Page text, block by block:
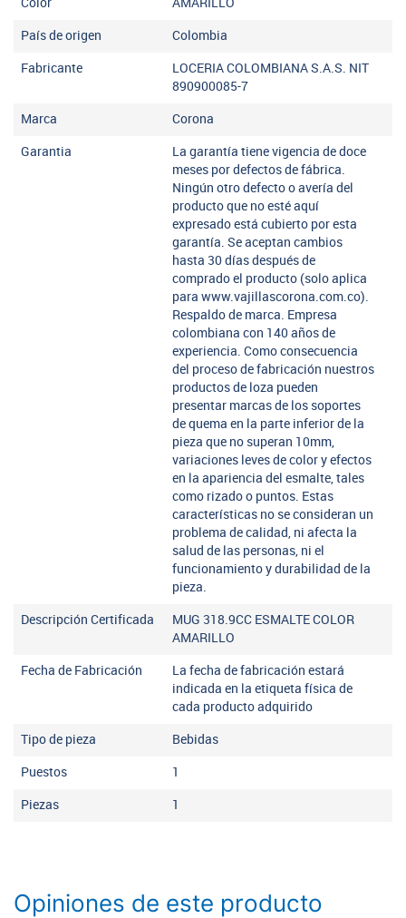
País de origen Colombia
Fabricante
LOCERIA COLOMBIANA S.A.S. NIT
890900085-7
Marca Corona
Garantia
La garantía tiene vigencia de doce
meses por defectos de fábrica.
Ningún otro defecto o avería del
producto que no esté aquí
expresado está cubierto por esta
garantía. Se aceptan cambios
hasta 30 días después de
comprado el producto (solo aplica
para www.vajillascorona.com.co).
Respaldo de marca. Empresa
colombiana con 140 años de
experiencia. Como consecuencia
del proceso de fabricación nuestros
productos de loza pueden
presentar marcas de los soportes
de quema en la parte inferior de la
pieza que no superan 10mm,
variaciones leves de color y efectos
en la apariencia del esmalte, tales
como rizado o puntos. Estas
características no se consideran un
problema de calidad, ni afecta la
salud de las personas, ni el
funcionamiento y durabilidad de la
pieza.
Descripción Certificada
MUG 318.9CC ESMALTE COLOR
AMARILLO
Fecha de Fabricación
La fecha de fabricación estará
indicada en la etiqueta física de
cada producto adquirido
Tipo de pieza Bebidas
Puestos 1
Piezas 1
Opiniones de este producto